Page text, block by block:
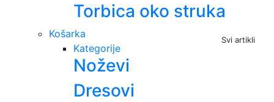
Torbica oko struka
Svi artikli
Košarka
Kategorije
Noževi
Dresovi